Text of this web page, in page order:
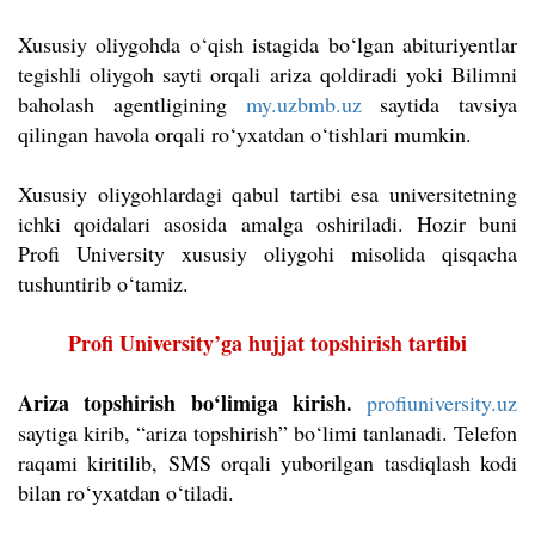
Xususiy oliygohda o‘qish istagida bo‘lgan abituriyentlar
tegishli oliygoh sayti orqali ariza qoldiradi yoki Bilimni
baholash agentligining my.uzbmb.uzsaytida tavsiya
qilingan havola orqali ro‘yxatdan o‘tishlari mumkin.
Xususiy oliygohlardagi qabul tartibi esa universitetning
ichki qoidalari asosida amalga oshiriladi. Hozir buni
Profi University xususiy oliygohi misolida qisqacha
tushuntirib o‘tamiz.
Profi University’ga hujjat topshirish tartibi
Ariza topshirish bo‘limiga kirish. profiuniversity.uz
saytiga kirib, “ariza topshirish” bo‘limi tanlanadi. Telefon
raqami kiritilib, SMS orqali yuborilgan tasdiqlash kodi
bilan ro‘yxatdan o‘tiladi.